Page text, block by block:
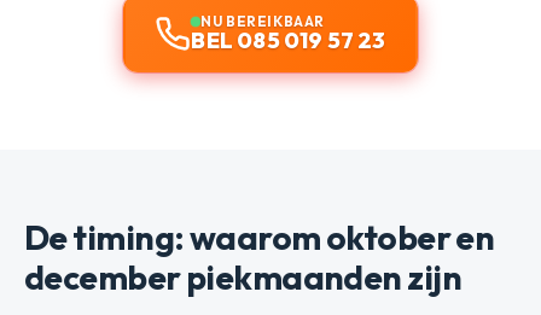
NU BEREIKBAAR
BEL 085 019 57 23
De timing: waarom oktober en
december piekmaanden zijn